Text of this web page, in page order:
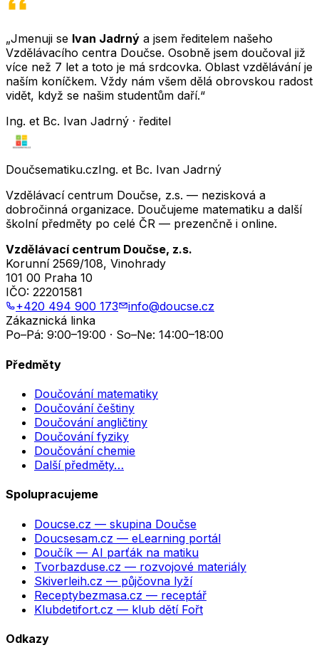
„Jmenuji se Ivan Jadrný a jsem ředitelem našeho
Vzdělávacího centra Doučse. Osobně jsem doučoval již
více než 7 let a toto je má srdcovka. Oblast vzdělávání je
naším koníčkem. Vždy nám všem dělá obrovskou radost
vidět, když se našim studentům daří.“
Ing. et Bc. Ivan Jadrný · ředitel
Doučsematiku.czIng. et Bc. Ivan Jadrný
Vzdělávací centrum Doučse, z.s. — nezisková a
dobročinná organizace. Doučujeme matematiku a další
školní předměty po celé ČR — prezenčně i online.
Vzdělávací centrum Doučse, z.s.
Korunní 2569/108, Vinohrady
101 00 Praha 10
IČO: 22201581
+420 494 900 173
info@doucse.cz
Zákaznická linka
Po–Pá: 9:00–19:00 · So–Ne: 14:00–18:00
Předměty
Doučování matematiky
Doučování češtiny
Doučování angličtiny
Doučování fyziky
Doučování chemie
Další předměty…
Spolupracujeme
Doucse.cz — skupina Doučse
Doucsesam.cz — eLearning portál
Doučík — AI parťák na matiku
Tvorbazduse.cz — rozvojové materiály
Skiverleih.cz — půjčovna lyží
Receptybezmasa.cz — receptář
Klubdetifort.cz — klub dětí Fořt
Odkazy